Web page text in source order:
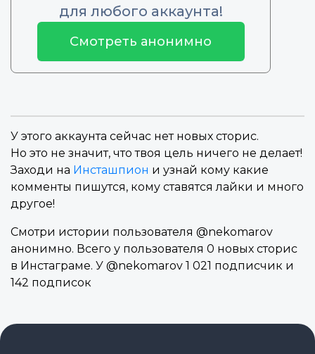
для любого аккаунта!
Смотреть анонимно
У этого аккаунта сейчас нет новых сторис.
Но это не значит, что твоя цель ничего не делает!
Заходи на Инсташпион и узнай кому какие
комменты пишутся, кому ставятся лайки и много
другое!
Смотри истории пользователя @nekomarov
анонимно. Всего у пользователя 0 новых сторис
в Инстаграме. У @nekomarov 1 021 подписчик и
142 подписок